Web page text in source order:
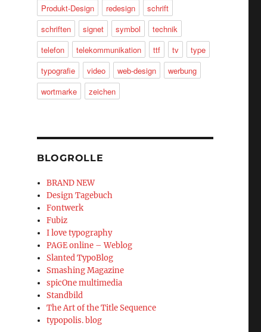
Produkt-Design
redesign
schrift
schriften
signet symbol
technik
telefon
telekommunikation ttf tv
type
typografie
video web-design
werbung
wortmarke
zeichen
BLOGROLLE
BRAND NEW
Design Tagebuch
Fontwerk
Fubiz
I love typography
PAGE online – Weblog
Slanted TypoBlog
Smashing Magazine
spicOne multimedia
Standbild
The Art of the Title Sequence
typopolis. blog